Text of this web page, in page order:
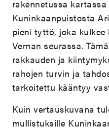
rakennetussa
Kuninkaanpuistosta
pieni tyttö, joka kulkee
Vernan seurassa.
rakkauden ja
rahojen turvin ja
tarkoitettu kääntyy
Kuin vertauskuvana
mullistuksille